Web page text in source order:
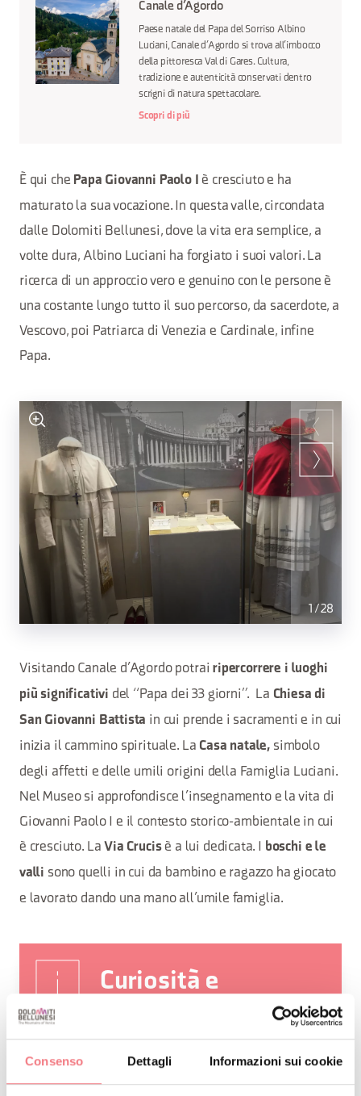
Consenso Dettagli Informazioni sui cookie
Canale d’Agordo
Paese natale del Papa del Sorriso Albino
Luciani, Canale d’Agordo si trova all’imbocco
della pittoresca Val di Gares. Cultura,
tradizione e autenticità conservati dentro
scrigni di natura spettacolare.
Scopri di più
È qui che Papa Giovanni Paolo I
è cresciuto e ha
maturato la sua vocazione. In questa valle, circondata
dalle Dolomiti Bellunesi, dove la vita era semplice, a
volte dura, Albino Luciani ha forgiato i suoi valori. La
ricerca di un approccio vero e genuino con le persone è
una costante lungo tutto il suo percorso, da sacerdote, a
Vescovo, poi Patriarca di Venezia e Cardinale, infine
Papa.
1 /28
Visitando Canale d’Agordo potrai ripercorrere i luoghi
più significativi del “Papa dei 33 giorni”. La Chiesa di
San Giovanni Battista in cui prende i sacramenti e in cui
inizia il cammino spirituale. La Casa natale, simbolo
degli affetti e delle umili origini della Famiglia Luciani.
Nel Museo si approfondisce l’insegnamento e la vita di
Giovanni Paolo I e il contesto storico-ambientale in cui
è cresciuto. La Via Crucis è a lui dedicata. I
boschi e le
valli sono quelli in cui da bambino e ragazzo ha giocato
e lavorato dando una mano all’umile famiglia.
Curiosità e
stato proclamato Beato da Papa